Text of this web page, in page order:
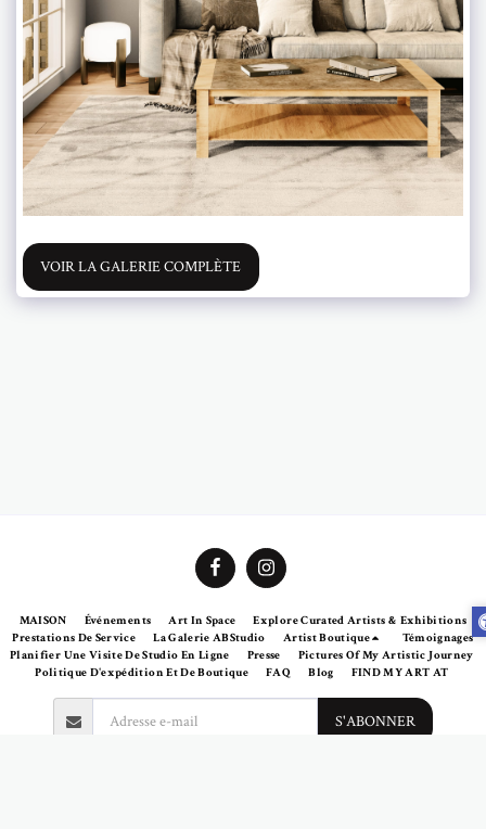
VOIR LA GALERIE COMPLÈTE
MAISON Événements Art In Space
Explore Curated Artists & Exhibitions
Prestations De Service
La Galerie ABStudio Artist Boutique
Témoignages
Planifier Une Visite De Studio En Ligne
Presse
Pictures Of My Artistic Journey
Politique D'expédition Et De Boutique
FAQ Blog FIND MY ART AT
S'ABONNER